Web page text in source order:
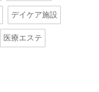
デイケア施設
医療エステ